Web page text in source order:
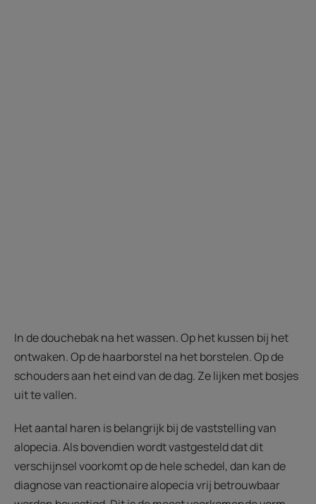
In de douchebak na het wassen. Op het kussen bij het
ontwaken. Op de haarborstel na het borstelen. Op de
schouders aan het eind van de dag. Ze lijken met bosjes
uit te vallen.
Het aantal haren is belangrijk bij de vaststelling van
alopecia. Als bovendien wordt vastgesteld dat dit
verschijnsel voorkomt op de hele schedel, dan kan de
diagnose van reactionaire alopecia vrij betrouwbaar